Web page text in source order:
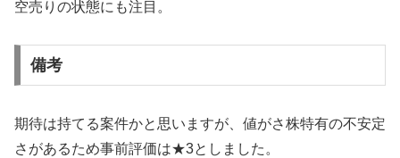
空売りの状態にも注目。
備考
期待は持てる案件かと思いますが、値がさ株特有の不安定
さがあるため事前評価は★3としました。